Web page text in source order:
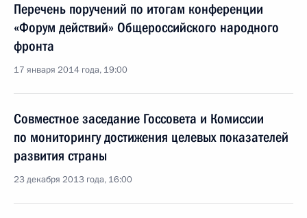
Перечень поручений по итогам конференции
«Форум действий» Общероссийского народного
фронта
17 января 2014 года, 19:00
Совместное заседание Госсовета и Комиссии
по мониторингу достижения целевых показателей
развития страны
23 декабря 2013 года, 16:00